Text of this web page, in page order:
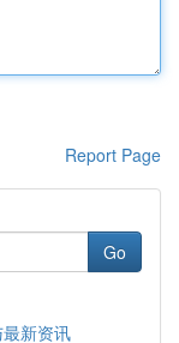
Report Page
Go
新资讯